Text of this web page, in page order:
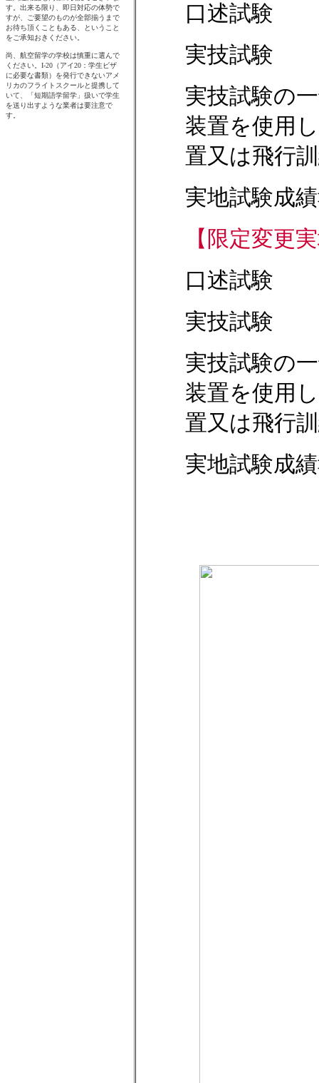
口述試験
実技試験
実技試験の
装置を使用
置又は飛行
実地試験成
【限定変更
口述試験
実技試験
実技試験の
装置を使用
置又は飛行
実地試験成